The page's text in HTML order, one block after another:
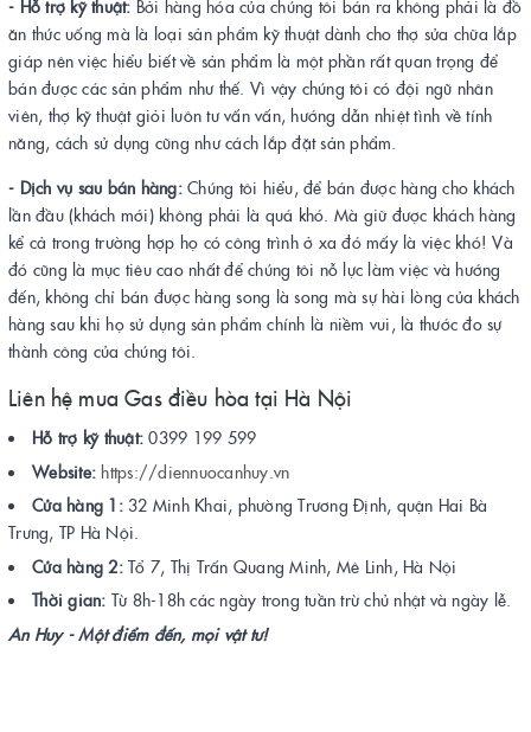
- Hỗ trợ kỹ thuật: Bởi hàng hóa của chúng tôi bán ra không phải là đồ
ăn thức uống mà là loại sản phẩm kỹ thuật dành cho thợ sửa chữa lắp
giáp nên việc hiểu biết về sản phẩm là một phần rất quan trọng để
bán được các sản phẩm như thế. Vì vậy chúng tôi có đội ngũ nhân
viên, thợ kỹ thuật giỏi luôn tư vấn vấn, hướng dẫn nhiệt tình về tính
năng, cách sử dụng cũng như cách lắp đặt sản phẩm.
- Dịch vụ sau bán hàng:Chúng tôi hiểu, để bán được hàng cho khách
lần đầu (khách mới) không phải là quá khó. Mà giữ được khách hàng
kể cả trong trường hợp họ có công trình ở xa đó mấy là việc khó! Và
đó cũng là mục tiêu cao nhất để chúng tôi nỗ lực làm việc và hướng
đến, không chỉ bán được hàng song là song mà sự hài lòng của khách
hàng sau khi họ sử dụng sản phẩm chính là niềm vui, là thước đo sự
thành công của chúng tôi.
Liên hệ mua Gas điều hòa tại Hà Nội
Hỗ trợ kỹ thuật: 0399 199 599
Website: https://diennuocanhuy.vn
Cửa hàng 1: 32 Minh Khai, phường Trương Định, quận Hai Bà
Trưng, TP Hà Nội.
Cửa hàng 2: Tổ 7, Thị Trấn Quang Minh, Mê Linh, Hà Nội
Thời gian: Từ 8h-18h các ngày trong tuần trừ chủ nhật và ngày lễ.
An Huy - Một điểm đến, mọi vật tư!